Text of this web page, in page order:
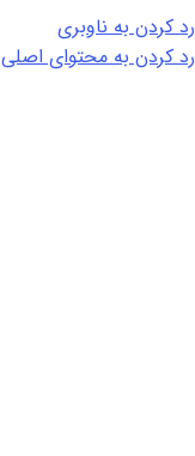
رد کردن به ناوبری
رد کردن به محتوای اصلی